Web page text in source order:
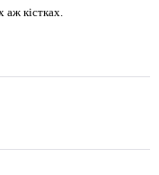
аж кістках.